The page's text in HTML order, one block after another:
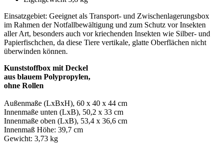
Einsatzgebiet: Geeignet als Transport- und Zwischenlagerungsbox
im Rahmen der Notfallbewältigung und zum Schutz vor Insekten
aller Art, besonders auch vor kriechenden Insekten wie Silber- und
Papierfischchen, da diese Tiere vertikale, glatte Oberflächen nicht
überwinden können.
Kunststoffbox mit Deckel
aus blauem Polypropylen,
ohne Rollen
Außenmaße (LxBxH), 60 x 40 x 44 cm
Innenmaße unten (LxB), 50,2 x 33 cm
Innenmaße oben (LxB), 53,4 x 36,6 cm
Innenmaß Höhe: 39,7 cm
Gewicht: 3,73 kg